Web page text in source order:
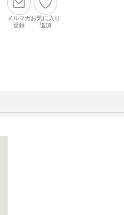
メルマガ
登録
お気に入り
追加